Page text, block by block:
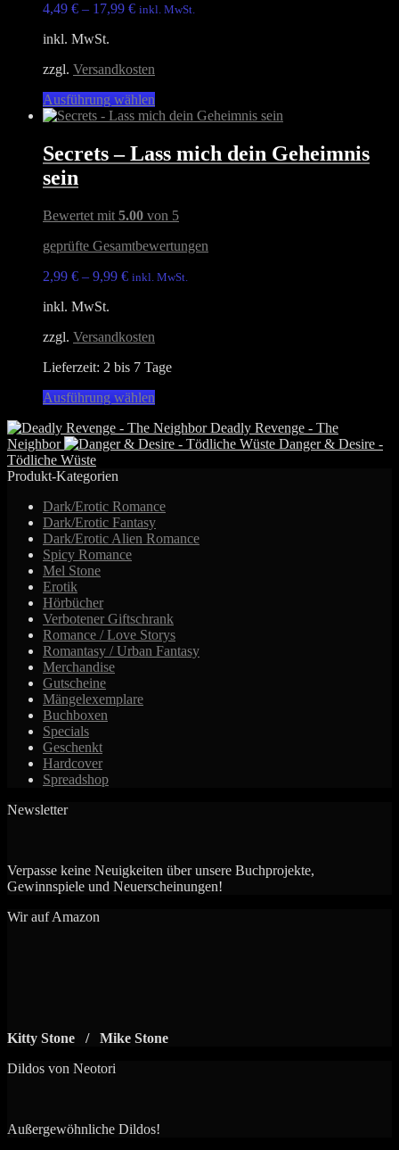
können
gewählt
werden
4,49 € – 17,99 € inkl. MwSt.
inkl. MwSt.
zzgl. Versandkosten
Ausführung wählen
Produkt
mehrere
Varianten
Optionen
können
auf
Produktseite
Secrets – Lass mich dein Geheimnis
sein
Bewertet mit 5.00 von 5
geprüfte Gesamtbewertungen
2,99 € – 9,99 € inkl. MwSt.
inkl. MwSt.
zzgl. Versandkosten
Lieferzeit: 2 bis 7 Tage
Ausführung wählen
weist
mehrere
Optionen
können
auf
Deadly Revenge - The
Neighbor
Danger & Desire -
Tödliche Wüste
Produkt-Kategorien
Dark/Erotic Romance
Dark/Erotic Fantasy
Dark/Erotic Alien Romance
Spicy Romance
Mel Stone
Erotik
Hörbücher
Verbotener Giftschrank
Romance / Love Storys
Romantasy / Urban Fantasy
Merchandise
Gutscheine
Mängelexemplare
Buchboxen
Specials
Geschenkt
Hardcover
Spreadshop
Newsletter
Verpasse keine Neuigkeiten über unsere Buchprojekte,
Gewinnspiele und Neuerscheinungen!
Wir auf Amazon
Kitty Stone / Mike Stone
Dildos von Neotori
Außergewöhnliche Dildos!